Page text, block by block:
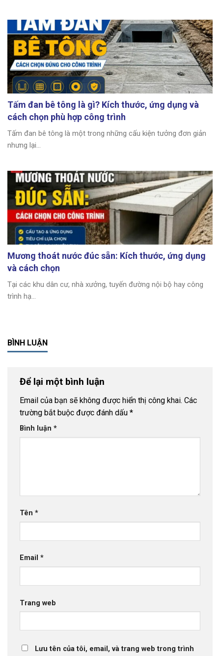
Tấm đan bê tông là gì? Kích thước, ứng dụng và
cách chọn phù hợp công trình
Tấm đan bê tông là một trong những cấu kiện tưởng đơn giản
nhưng lại...
Mương thoát nước đúc sẵn: Kích thước, ứng dụng
và cách chọn
Tại các khu dân cư, nhà xưởng, tuyến đường nội bộ hay công
trình hạ...
BÌNH LUẬN
Để lại một bình luận
Email của bạn sẽ không được hiển thị công khai. Các
trường bắt buộc được đánh dấu *
Bình luận *
Tên *
Email *
Trang web
Lưu tên của tôi, email, và trang web trong trình